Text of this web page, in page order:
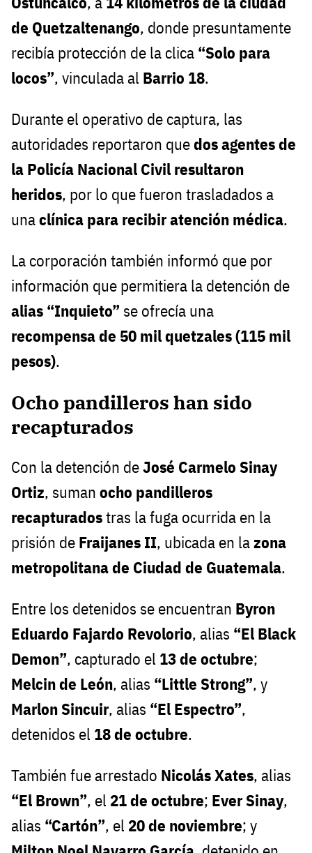
de Quetzaltenango, donde presuntamente
recibía protección de la clica “Solo para
locos”, vinculada al Barrio 18.
Durante el operativo de captura, las
autoridades reportaron quedos agentes de
la Policía Nacional Civil resultaron
heridos, por lo que fueron trasladados a
unaclínica para recibir atención médica.
La corporación también informó que por
información que permitiera la detención de
alias “Inquieto” se ofrecía una
recompensa de 50 mil quetzales (115 mil
pesos).
Ocho pandilleros han sido
recapturados
Con la detención deJosé Carmelo Sinay
Ortiz, suman ocho pandilleros
recapturadostras la fuga ocurrida en la
prisión de Fraijanes II, ubicada en lazona
metropolitana de Ciudad de Guatemala.
Entre los detenidos se encuentran Byron
Eduardo Fajardo Revolorio, alias “El Black
Demon”, capturado el 13 de octubre;
Melcin de León, alias “Little Strong”, y
Marlon Sincuir, alias “El Espectro”,
detenidos el 18 de octubre.
También fue arrestado Nicolás Xates, alias
“El Brown”, el 21 de octubre; Ever Sinay,
alias “Cartón”, el 20 de noviembre; y